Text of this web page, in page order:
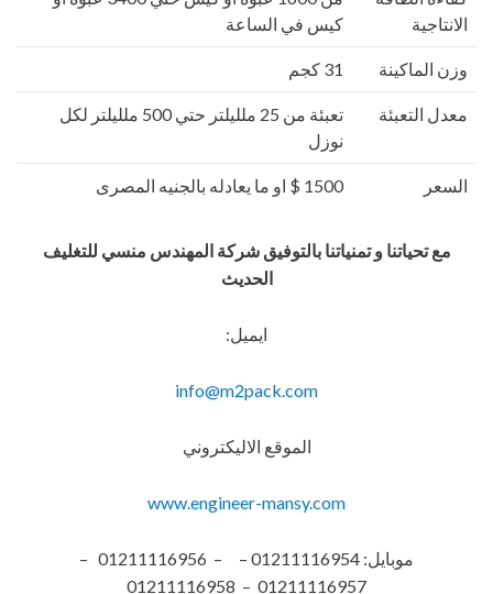
الانتاجية
كيس في الساعة
وزن الماكينة 31 كجم
معدل التعبئة
تعبئة من 25 ملليلتر حتي 500 ملليلتر لكل
نوزل
السعر 1500 $ او ما يعادله بالجنيه المصرى
مع تحياتنا و تمنياتنا بالتوفيق شركة المهندس منسي للتغليف
الحديث
ايميل:
info@m2pack.com
الموقع الاليكتروني
www.engineer-mansy.com
موبايل: 01211116954 – – 01211116956 –
01211116957 – 01211116958